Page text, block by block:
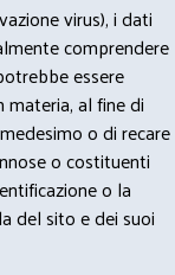
virus), i dati
comprendere
essere
al fine di
o di recare
o costituenti
o la
del sito e dei suoi